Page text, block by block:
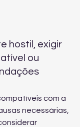
hostil, exigir
ou
com a
necessárias,